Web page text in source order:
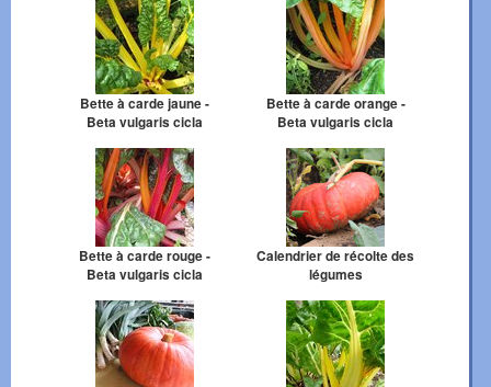
Bette à carde jaune -
Beta vulgaris cicla
Bette à carde orange -
Beta vulgaris cicla
Bette à carde rouge -
Beta vulgaris cicla
Calendrier de récolte des
légumes